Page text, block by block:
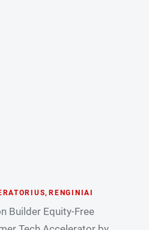
, RENGINIAI
Builder Equity-Free